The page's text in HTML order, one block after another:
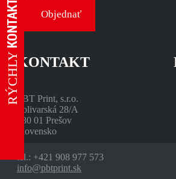
RÝCHLY
KONTAKT Objednať
KONTAKT
PBT Print, s.r.o.
Solivarská 28/A
080 01 Prešov
Slovensko
tel.: +421 908 977 573
info@pbtprint.sk